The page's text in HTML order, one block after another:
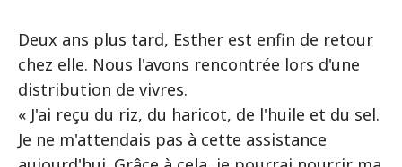
Deux ans plus tard, Esther est enfin de retour
chez elle. Nous l'avons rencontrée lors d'une
distribution de vivres.
« J'ai reçu du riz, du haricot, de l'huile et du sel.
Je ne m'attendais pas à cette assistance